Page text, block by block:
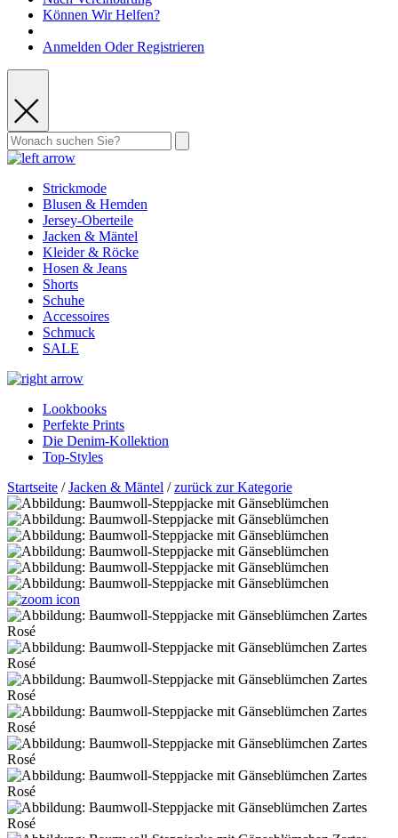
Können Wir Helfen?
Anmelden Oder Registrieren
Strickmode
Blusen & Hemden
Jersey-Oberteile
Jacken & Mäntel
Kleider & Röcke
Hosen & Jeans
Shorts
Schuhe
Accessoires
Schmuck
SALE
Lookbooks
Perfekte Prints
Die Denim-Kollektion
Top-Styles
Startseite /Jacken & Mäntel /zurück zur Kategorie